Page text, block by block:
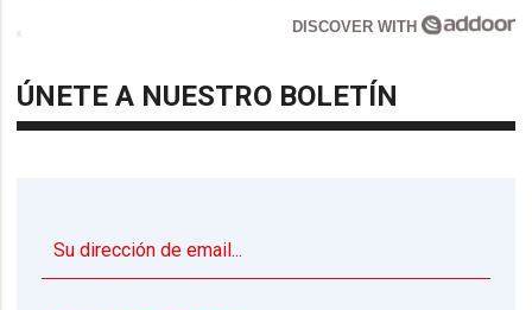
DISCOVER WITH
ÚNETE A NUESTRO BOLETÍN